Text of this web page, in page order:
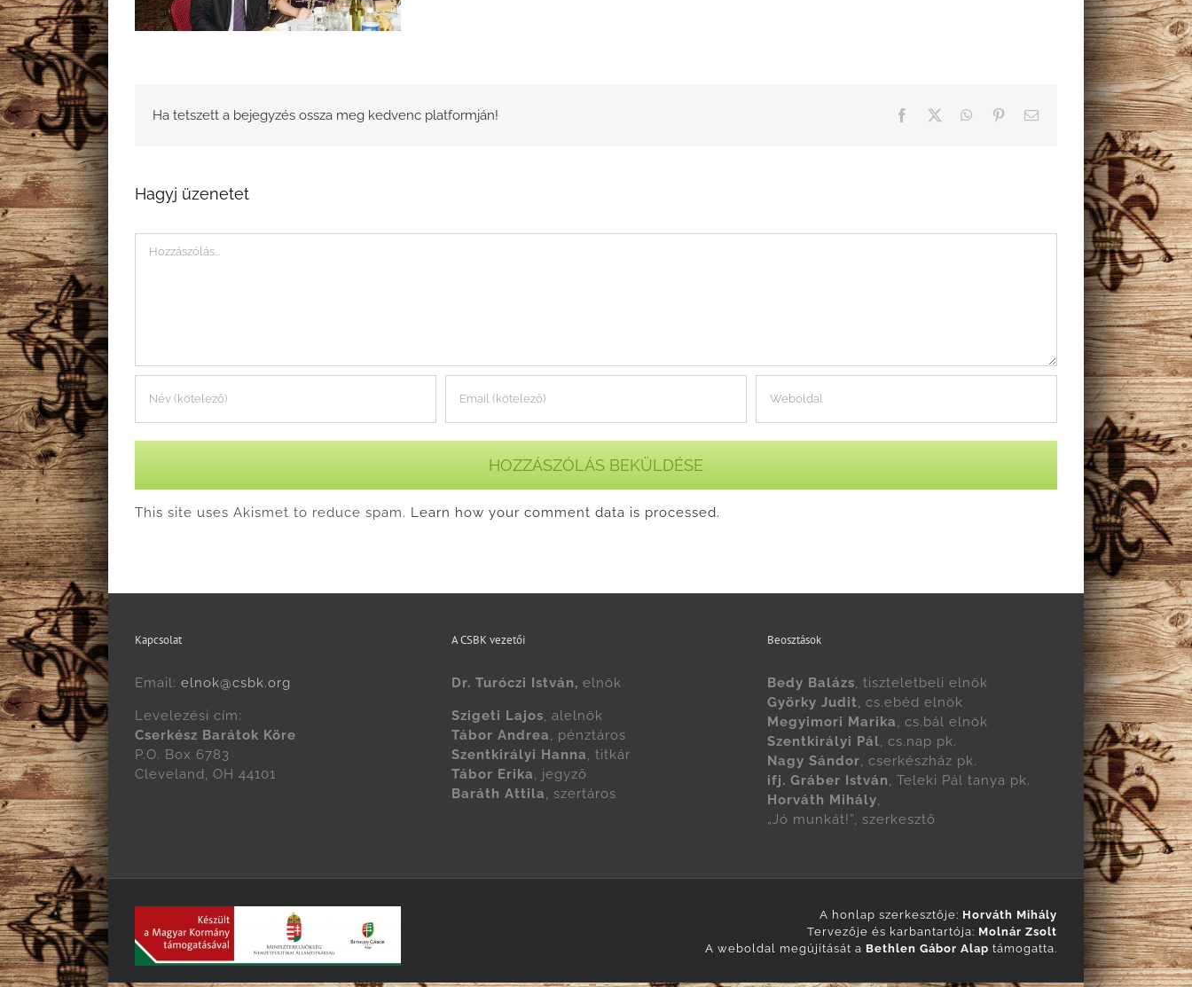
Ha tetszett a bejegyzés ossza meg kedvenc platformján! Facebook WhatsApp
Pinterest
Hagyj üzenetet
This site uses Akismet to reduce spam. Learn how your comment data is processed.
Kapcsolat
Email: elnok@csbk.org
Levelezési cím:
Cserkész Barátok Köre
P.O. Box 6783
Cleveland, OH 44101
A CSBK vezetői
Dr. Turóczi István, elnök
Szigeti Lajos, alelnök
Tábor Andrea, pénztáros
Szentkirályi Hanna, titkár
Tábor Erika, jegyző
Baráth Attila, szertáros
Beosztások
Bedy Balázs, tiszteletbeli elnök
Györky Judit, cs.ebéd elnök
Megyimori Marika, cs.bál elnök
Szentkirályi Pál, cs.nap pk.
Nagy Sándor, cserkészház pk.
ifj. Gráber István, Teleki Pál tanya pk.
Horváth Mihály,
„Jó munkát!”, szerkesztő
A honlap szerkesztője: Horváth Mihály
Tervezője és karbantartója: Molnár Zsolt
A weboldal megújítását a Bethlen Gábor Alap támogatta.